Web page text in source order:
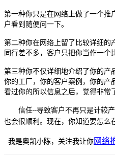
第一种你只是在网络上做了一个推
户看到随便问一下。
第二种你在网络上留了比较详细的
同行差不多，客户只把你当作一个
第三种你不仅详细地介绍了你的产
你的工厂，你的客户案例，你的产
看过你的所以信息之后，觉得非常
信任--导致客户不再只是计较
也会很顺利。现在，你知道要怎么
我是奥凯小陈，关注我让你 网络